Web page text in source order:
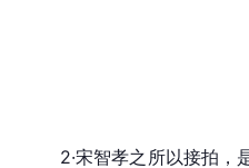
2·宋智孝之所以接拍